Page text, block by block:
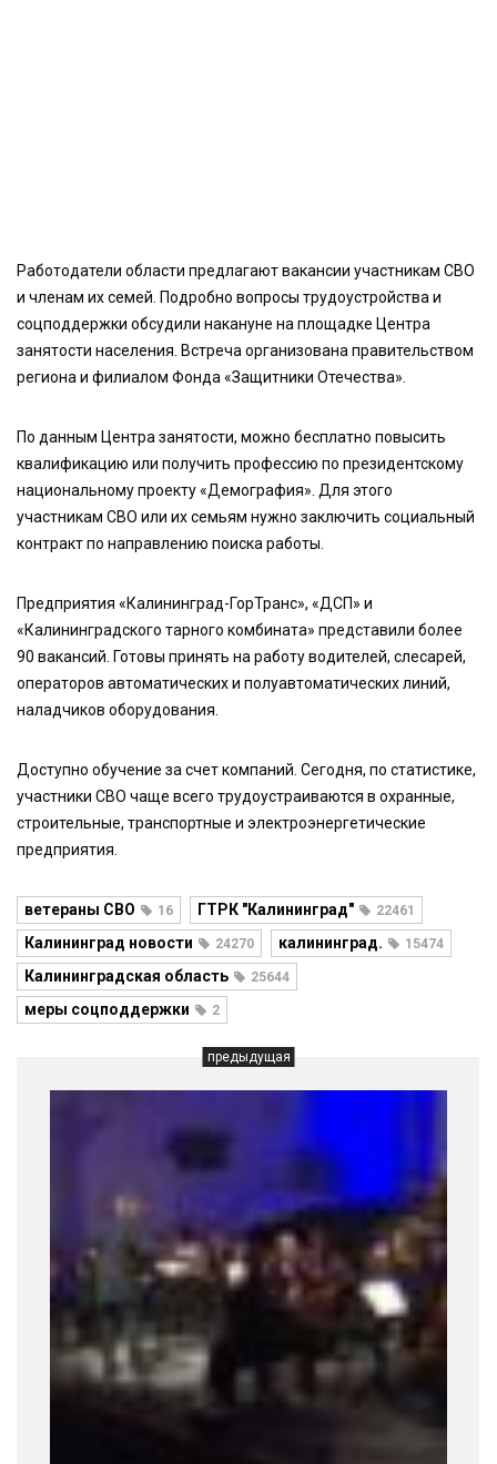
Работодатели области предлагают вакансии участникам СВО
и членам их семей. Подробно вопросы трудоустройства и
соцподдержки обсудили накануне на площадке Центра
занятости населения. Встреча организована правительством
региона и филиалом Фонда «Защитники Отечества».
По данным Центра занятости, можно бесплатно повысить
квалификацию или получить профессию по президентскому
национальному проекту «Демография». Для этого
участникам СВО или их семьям нужно заключить социальный
контракт по направлению поиска работы.
Предприятия «Калининград-ГорТранс», «ДСП» и
«Калининградского тарного комбината» представили более
90 вакансий. Готовы принять на работу водителей, слесарей,
операторов автоматических и полуавтоматических линий,
наладчиков оборудования.
Доступно обучение за счет компаний. Сегодня, по статистике,
участники СВО чаще всего трудоустраиваются в охранные,
строительные, транспортные и электроэнергетические
предприятия.
ветераны СВО 16 ГТРК "Калининград" 22461
Калининград новости 24270 калининград. 15474
Калининградская область 25644
меры соцподдержки 2
предыдущая